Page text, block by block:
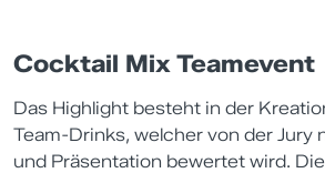
Cocktail Mix Teamevent
Das Highlight besteht in der
Team-Drinks, welcher von der Jury
und Präsentation bewertet wird.